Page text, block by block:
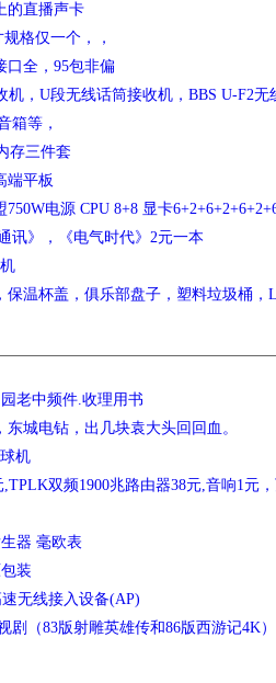
的直播声卡
格仅一个，，
口全，95包非偏
机，U段无线话筒接收机，BBS U-F2
箱等，
存三件套
端平板
电源 CPU 8+8 显卡
讯》，《电气时代》2元一本
保温杯盖，俱乐部盘子，塑料垃圾桶
老中频件.收理用书
城电钻，出几块袁大头回回血。
机
双频1900兆路由器38元,音响1元
器 毫欧表
装
无线接入设备(AP)
剧（83版射雕英雄传和86版西游记4K